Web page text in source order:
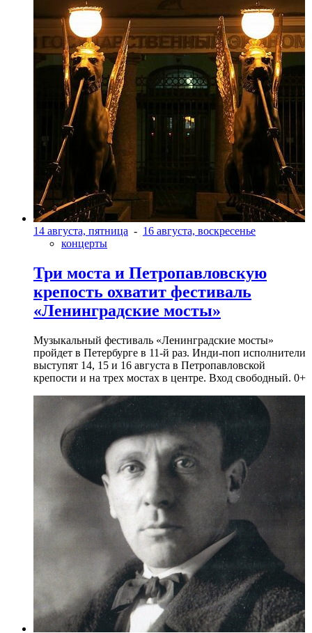
14 августа, пятница - 16 августа, воскресенье
концерты
Три моста и Петропавловскую
крепость охватит фестиваль
«Ленинградские мосты»
Музыкальный фестиваль «Ленинградские мосты»
пройдет в Петербурге в 11-й раз. Инди-поп исполнители
выступят 14, 15 и 16 августа в Петропавловской
крепости и на трех мостах в центре. Вход свободный. 0+